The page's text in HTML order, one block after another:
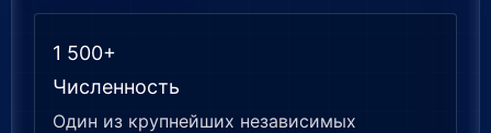
1 500+
Численность
Один из крупнейших независимых